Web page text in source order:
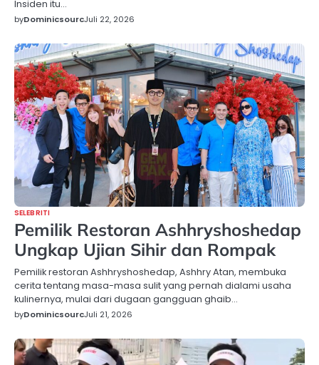
Insiden itu…
byDominicsourcJuli 22, 2026
SELEBRITI
Pemilik Restoran Ashhryshoshedap
Ungkap Ujian Sihir dan Rompak
Pemilik restoran Ashhryshoshedap, Ashhry Atan, membuka
cerita tentang masa-masa sulit yang pernah dialami usaha
kulinernya, mulai dari dugaan gangguan ghaib…
byDominicsourcJuli 21, 2026